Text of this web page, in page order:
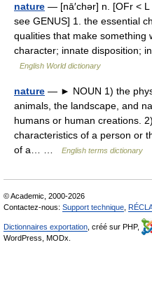
nature — [nā′chər] n. [OFr <
see GENUS] 1. the essential
qualities that make something
character; innate disposition;
English World dictionary
nature — ► NOUN 1) the
animals, the landscape, and
humans or human creations.
characteristics of a person or
of a… …
English terms dictionary
© Academic, 2000-2026
Contactez-nous: Support technique
Dictionnaires exportation , créé sur PHP,
WordPress, MODx.